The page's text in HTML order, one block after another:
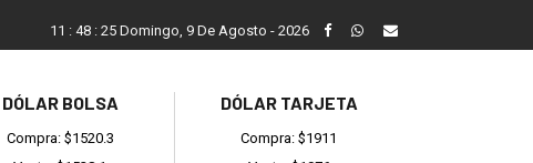
San Cayetano, el trabajo y una nueva etapa para la
11 : 48 : 26 Domingo, 9 De Agosto - 2026
DÓLAR BOLSA
Compra: $1520.3
DÓLAR TARJETA
Compra: $1911